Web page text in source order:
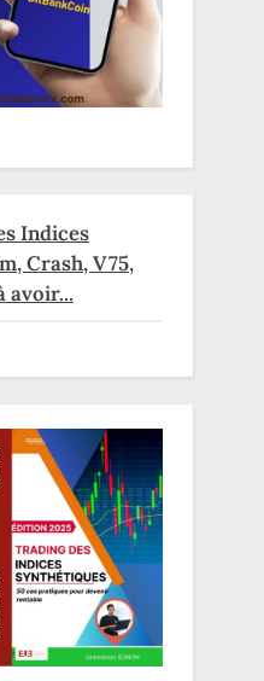
Indices
Crash, V75,
avoir...